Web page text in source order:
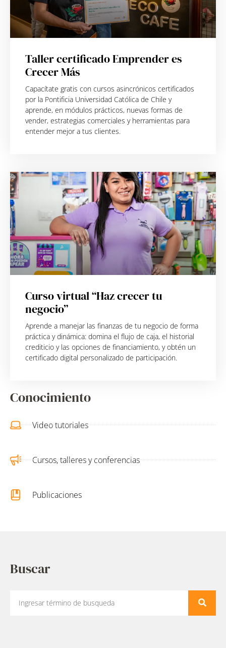
Taller certificado Emprender es
Crecer Más
Capacítate gratis con cursos asincrónicos certificados
por la Pontificia Universidad Católica de Chile y
aprende, en módulos prácticos, nuevas formas de
vender, estrategias comerciales y herramientas para
entender mejor a tus clientes.
Curso virtual “Haz crecer tu
negocio”
Aprende a manejar las finanzas de tu negocio de forma
práctica y dinámica: domina el flujo de caja, el historial
crediticio y las opciones de financiamiento, y obtén un
certificado digital personalizado de participación.
Conocimiento
Video tutoriales
Cursos, talleres y conferencias
Publicaciones
Buscar